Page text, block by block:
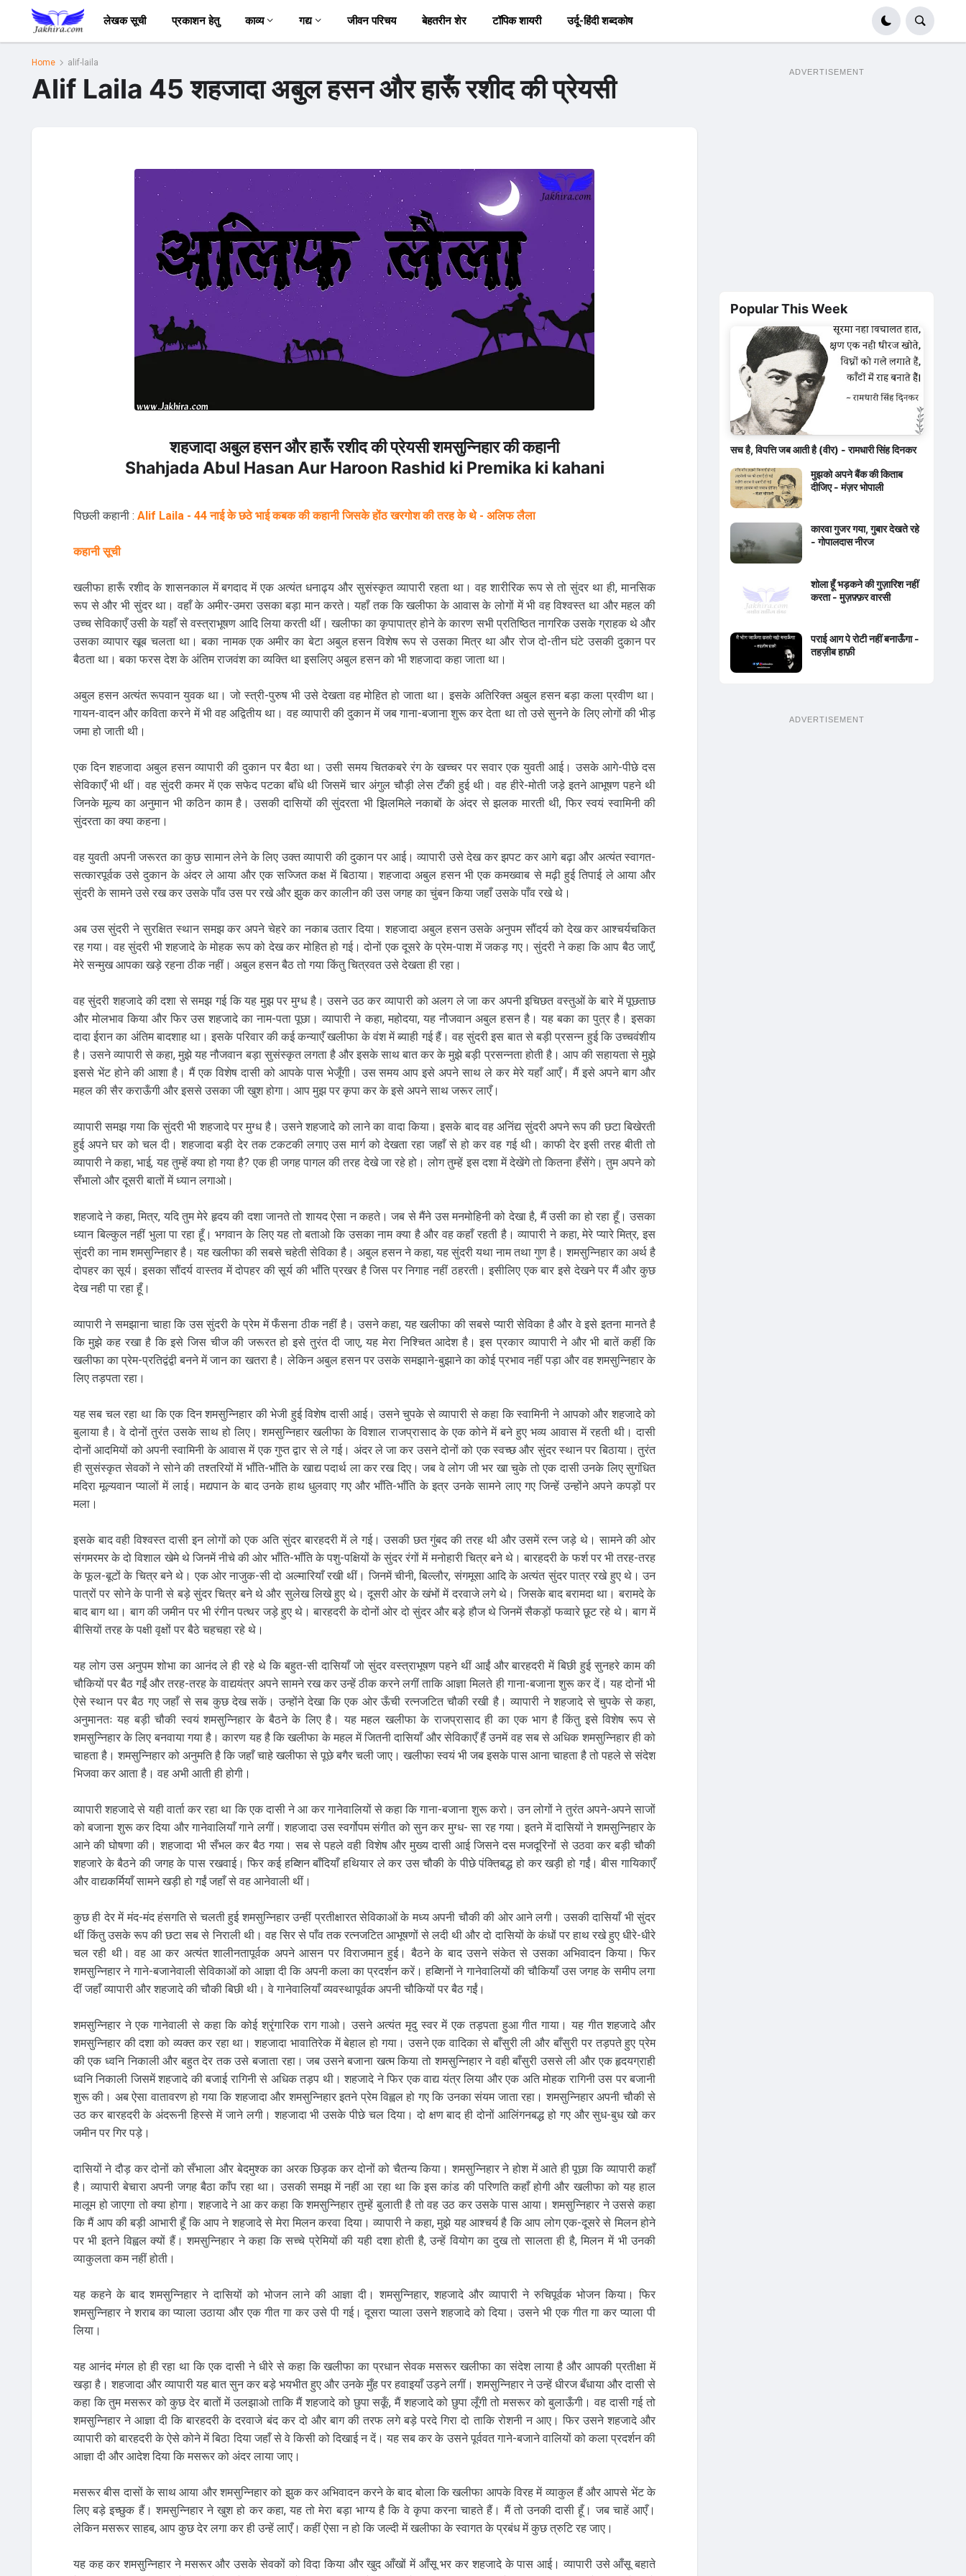
लेखक सूची प्रकाशन हेतु काव्य गद्य जीवन परिचय बेहतरीन शेर टॉपिक शायरी उर्दू-हिंदी शब्दकोष
Home alif-laila
Alif Laila 45 शहजादा अबुल हसन और हारूँ रशीद की प्रेयसी
शहजादा अबुल हसन और हारूँ रशीद की प्रेयसी शमसुन्निहार की कहानी
Shahjada Abul Hasan Aur Haroon Rashid ki Premika ki kahani
पिछली कहानी : Alif Laila - 44 नाई के छठे भाई कबक की कहानी जिसके होंठ खरगोश की तरह के थे - अलिफ लैला
कहानी सूची
खलीफा हारूँ रशीद के शासनकाल में बगदाद में एक अत्यंत धनाढ्य और सुसंस्कृत व्यापारी रहता था। वह शारीरिक रूप से तो सुंदर था ही, मानसिक
रूप से और भी सुंदर था। वहाँ के अमीर-उमरा उसका बड़ा मान करते। यहाँ तक कि खलीफा के आवास के लोगों में भी वह विश्वस्त था और महल की
उच्च सेविकाएँ उसी के यहाँ से वस्त्राभूषण आदि लिया करती थीं। खलीफा का कृपापात्र होने के कारण सभी प्रतिष्ठित नागरिक उसके ग्राहक थे और
उसका व्यापार खूब चलता था। बका नामक एक अमीर का बेटा अबुल हसन विशेष रूप से उसका मित्र था और रोज दो-तीन घंटे उसकी दुकान पर
बैठता था। बका फरस देश के अंतिम राजवंश का व्यक्ति था इसलिए अबुल हसन को भी शहजादा कहा जाता था।
अबुल हसन अत्यंत रूपवान युवक था। जो स्त्री-पुरुष भी उसे देखता वह मोहित हो जाता था। इसके अतिरिक्त अबुल हसन बड़ा कला प्रवीण था।
गायन-वादन और कविता करने में भी वह अद्वितीय था। वह व्यापारी की दुकान में जब गाना-बजाना शुरू कर देता था तो उसे सुनने के लिए लोगों की भीड़
जमा हो जाती थी।
एक दिन शहजादा अबुल हसन व्यापारी की दुकान पर बैठा था। उसी समय चितकबरे रंग के खच्चर पर सवार एक युवती आई। उसके आगे-पीछे दस
सेविकाएँ भी थीं। वह सुंदरी कमर में एक सफेद पटका बाँधे थी जिसमें चार अंगुल चौड़ी लेस टँकी हुई थी। वह हीरे-मोती जड़े इतने आभूषण पहने थी
जिनके मूल्य का अनुमान भी कठिन काम है। उसकी दासियों की सुंदरता भी झिलमिले नकाबों के अंदर से झलक मारती थी, फिर स्वयं स्वामिनी की
सुंदरता का क्या कहना।
वह युवती अपनी जरूरत का कुछ सामान लेने के लिए उक्त व्यापारी की दुकान पर आई। व्यापारी उसे देख कर झपट कर आगे बढ़ा और अत्यंत स्वागत-
सत्कारपूर्वक उसे दुकान के अंदर ले आया और एक सज्जित कक्ष में बिठाया। शहजादा अबुल हसन भी एक कमख्वाब से मढ़ी हुई तिपाई ले आया और
सुंदरी के सामने उसे रख कर उसके पाँव उस पर रखे और झुक कर कालीन की उस जगह का चुंबन किया जहाँ उसके पाँव रखे थे।
अब उस सुंदरी ने सुरक्षित स्थान समझ कर अपने चेहरे का नकाब उतार दिया। शहजादा अबुल हसन उसके अनुपम सौंदर्य को देख कर आश्चर्यचकित
रह गया। वह सुंदरी भी शहजादे के मोहक रूप को देख कर मोहित हो गई। दोनों एक दूसरे के प्रेम-पाश में जकड़ गए। सुंदरी ने कहा कि आप बैठ जाएँ,
मेरे सन्मुख आपका खड़े रहना ठीक नहीं। अबुल हसन बैठ तो गया किंतु चित्रवत उसे देखता ही रहा।
वह सुंदरी शहजादे की दशा से समझ गई कि यह मुझ पर मुग्ध है। उसने उठ कर व्यापारी को अलग ले जा कर अपनी इचिछत वस्तुओं के बारे में पूछताछ
और मोलभाव किया और फिर उस शहजादे का नाम-पता पूछा। व्यापारी ने कहा, महोदया, यह नौजवान अबुल हसन है। यह बका का पुत्र है। इसका
दादा ईरान का अंतिम बादशाह था। इसके परिवार की कई कन्याएँ खलीफा के वंश में ब्याही गई हैं। वह सुंदरी इस बात से बड़ी प्रसन्न हुई कि उच्चवंशीय
है। उसने व्यापारी से कहा, मुझे यह नौजवान बड़ा सुसंस्कृत लगता है और इसके साथ बात कर के मुझे बड़ी प्रसन्नता होती है। आप की सहायता से मुझे
इससे भेंट होने की आशा है। मैं एक विशेष दासी को आपके पास भेजूँगी। उस समय आप इसे अपने साथ ले कर मेरे यहाँ आएँ। मैं इसे अपने बाग और
महल की सैर कराऊँगी और इससे उसका जी खुश होगा। आप मुझ पर कृपा कर के इसे अपने साथ जरूर लाएँ।
व्यापारी समझ गया कि सुंदरी भी शहजादे पर मुग्ध है। उसने शहजादे को लाने का वादा किया। इसके बाद वह अनिंद्य सुंदरी अपने रूप की छटा बिखेरती
हुई अपने घर को चल दी। शहजादा बड़ी देर तक टकटकी लगाए उस मार्ग को देखता रहा जहाँ से हो कर वह गई थी। काफी देर इसी तरह बीती तो
व्यापारी ने कहा, भाई, यह तुम्हें क्या हो गया है? एक ही जगह पागल की तरह देखे जा रहे हो। लोग तुम्हें इस दशा में देखेंगे तो कितना हँसेंगे। तुम अपने को
सँभालो और दूसरी बातों में ध्यान लगाओ।
शहजादे ने कहा, मित्र, यदि तुम मेरे हृदय की दशा जानते तो शायद ऐसा न कहते। जब से मैंने उस मनमोहिनी को देखा है, मैं उसी का हो रहा हूँ। उसका
ध्यान बिल्कुल नहीं भुला पा रहा हूँ। भगवान के लिए यह तो बताओ कि उसका नाम क्या है और वह कहाँ रहती है। व्यापारी ने कहा, मेरे प्यारे मित्र, इस
सुंदरी का नाम शमसुन्निहार है। यह खलीफा की सबसे चहेती सेविका है। अबुल हसन ने कहा, यह सुंदरी यथा नाम तथा गुण है। शमसुन्निहार का अर्थ है
दोपहर का सूर्य। इसका सौंदर्य वास्तव में दोपहर की सूर्य की भाँति प्रखर है जिस पर निगाह नहीं ठहरती। इसीलिए एक बार इसे देखने पर मैं और कुछ
देख नही पा रहा हूँ।
व्यापारी ने समझाना चाहा कि उस सुंदरी के प्रेम में फँसना ठीक नहीं है। उसने कहा, यह खलीफा की सबसे प्यारी सेविका है और वे इसे इतना मानते है
कि मुझे कह रखा है कि इसे जिस चीज की जरूरत हो इसे तुरंत दी जाए, यह मेरा निश्चित आदेश है। इस प्रकार व्यापारी ने और भी बातें कहीं कि
खलीफा का प्रेम-प्रतिद्वंद्वी बनने में जान का खतरा है। लेकिन अबुल हसन पर उसके समझाने-बुझाने का कोई प्रभाव नहीं पड़ा और वह शमसुन्निहार के
लिए तड़पता रहा।
यह सब चल रहा था कि एक दिन शमसुन्निहार की भेजी हुई विशेष दासी आई। उसने चुपके से व्यापारी से कहा कि स्वामिनी ने आपको और शहजादे को
बुलाया है। वे दोनों तुरंत उसके साथ हो लिए। शमसुन्निहार खलीफा के विशाल राजप्रासाद के एक कोने में बने हुए भव्य आवास में रहती थी। दासी
दोनों आदमियों को अपनी स्वामिनी के आवास में एक गुप्त द्वार से ले गई। अंदर ले जा कर उसने दोनों को एक स्वच्छ और सुंदर स्थान पर बिठाया। तुरंत
ही सुसंस्कृत सेवकों ने सोने की तश्तरियों में भाँति-भाँति के खाद्य पदार्थ ला कर रख दिए। जब वे लोग जी भर खा चुके तो एक दासी उनके लिए सुगंधित
मदिरा मूल्यवान प्यालों में लाई। मद्यपान के बाद उनके हाथ धुलवाए गए और भाँति-भाँति के इत्र उनके सामने लाए गए जिन्हें उन्होंने अपने कपड़ों पर
मला।
इसके बाद वही विश्वस्त दासी इन लोगों को एक अति सुंदर बारहदरी में ले गई। उसकी छत गुंबद की तरह थी और उसमें रत्न जड़े थे। सामने की ओर
संगमरमर के दो विशाल खेमे थे जिनमें नीचे की ओर भाँति-भाँति के पशु-पक्षियों के सुंदर रंगों में मनोहारी चित्र बने थे। बारहदरी के फर्श पर भी तरह-तरह
के फूल-बूटों के चित्र बने थे। एक ओर नाजुक-सी दो अल्मारियाँ रखी थीं। जिनमें चीनी, बिल्लौर, संगमूसा आदि के अत्यंत सुंदर पात्र रखे हुए थे। उन
पात्रों पर सोने के पानी से बड़े सुंदर चित्र बने थे और सुलेख लिखे हुए थे। दूसरी ओर के खंभों में दरवाजे लगे थे। जिसके बाद बरामदा था। बरामदे के
बाद बाग था। बाग की जमीन पर भी रंगीन पत्थर जड़े हुए थे। बारहदरी के दोनों ओर दो सुंदर और बड़े हौज थे जिनमें सैकड़ों फव्वारे छूट रहे थे। बाग में
बीसियों तरह के पक्षी वृक्षों पर बैठे चहचहा रहे थे।
यह लोग उस अनुपम शोभा का आनंद ले ही रहे थे कि बहुत-सी दासियाँ जो सुंदर वस्त्राभूषण पहने थीं आईं और बारहदरी में बिछी हुई सुनहरे काम की
चौकियों पर बैठ गईं और तरह-तरह के वाद्ययंत्र अपने सामने रख कर उन्हें ठीक करने लगीं ताकि आज्ञा मिलते ही गाना-बजाना शुरू कर दें। यह दोनों भी
ऐसे स्थान पर बैठ गए जहाँ से सब कुछ देख सकें। उन्होंने देखा कि एक ओर ऊँची रत्नजटित चौकी रखी है। व्यापारी ने शहजादे से चुपके से कहा,
अनुमानतः यह बड़ी चौकी स्वयं शमसुन्निहार के बैठने के लिए है। यह महल खलीफा के राजप्रासाद ही का एक भाग है किंतु इसे विशेष रूप से
शमसुन्निहार के लिए बनवाया गया है। कारण यह है कि खलीफा के महल में जितनी दासियाँ और सेविकाएँ हैं उनमें वह सब से अधिक शमसुन्निहार ही को
चाहता है। शमसुन्निहार को अनुमति है कि जहाँ चाहे खलीफा से पूछे बगैर चली जाए। खलीफा स्वयं भी जब इसके पास आना चाहता है तो पहले से संदेश
भिजवा कर आता है। वह अभी आती ही होगी।
व्यापारी शहजादे से यही वार्ता कर रहा था कि एक दासी ने आ कर गानेवालियों से कहा कि गाना-बजाना शुरू करो। उन लोगों ने तुरंत अपने-अपने साजों
को बजाना शुरू कर दिया और गानेवालियाँ गाने लगीं। शहजादा उस स्वर्गोपम संगीत को सुन कर मुग्ध- सा रह गया। इतने में दासियों ने शमसुन्निहार के
आने की घोषणा की। शहजादा भी सँभल कर बैठ गया। सब से पहले वही विशेष और मुख्य दासी आई जिसने दस मजदूरिनों से उठवा कर बड़ी चौकी
शहजारे के बैठने की जगह के पास रखवाई। फिर कई हब्शिन बाँदियाँ हथियार ले कर उस चौकी के पीछे पंक्तिबद्ध हो कर खड़ी हो गईं। बीस गायिकाएँ
और वाद्यकर्मियाँ सामने खड़ी हो गईं जहाँ से वह आनेवाली थीं।
कुछ ही देर में मंद-मंद हंसगति से चलती हुई शमसुन्निहार उन्हीं प्रतीक्षारत सेविकाओं के मध्य अपनी चौकी की ओर आने लगी। उसकी दासियाँ भी सुंदर
थीं किंतु उसके रूप की छटा सब से निराली थी। वह सिर से पाँव तक रत्नजटित आभूषणों से लदी थी और दो दासियों के कंधों पर हाथ रखे हुए धीरे-धीरे
चल रही थी। वह आ कर अत्यंत शालीनतापूर्वक अपने आसन पर विराजमान हुई। बैठने के बाद उसने संकेत से उसका अभिवादन किया। फिर
शमसुन्निहार ने गाने-बजानेवाली सेविकाओं को आज्ञा दी कि अपनी कला का प्रदर्शन करें। हब्शिनों ने गानेवालियों की चौकियाँ उस जगह के समीप लगा
दीं जहाँ व्यापारी और शहजादे की चौकी बिछी थी। वे गानेवालियाँ व्यवस्थापूर्वक अपनी चौकियों पर बैठ गईं।
शमसुन्निहार ने एक गानेवाली से कहा कि कोई श्रृंगारिक राग गाओ। उसने अत्यंत मृदु स्वर में एक तड़पता हुआ गीत गाया। यह गीत शहजादे और
शमसुन्निहार की दशा को व्यक्त कर रहा था। शहजादा भावातिरेक में बेहाल हो गया। उसने एक वादिका से बाँसुरी ली और बाँसुरी पर तड़पते हुए प्रेम
की एक ध्वनि निकाली और बहुत देर तक उसे बजाता रहा। जब उसने बजाना खत्म किया तो शमसुन्निहार ने वही बाँसुरी उससे ली और एक हृदयग्राही
ध्वनि निकाली जिसमें शहजादे की बजाई रागिनी से अधिक तड़प थी। शहजादे ने फिर एक वाद्य यंत्र लिया और एक अति मोहक रागिनी उस पर बजानी
शुरू की। अब ऐसा वातावरण हो गया कि शहजादा और शमसुन्निहार इतने प्रेम विह्वल हो गए कि उनका संयम जाता रहा। शमसुन्निहार अपनी चौकी से
उठ कर बारहदरी के अंदरूनी हिस्से में जाने लगी। शहजादा भी उसके पीछे चल दिया। दो क्षण बाद ही दोनों आलिंगनबद्ध हो गए और सुध-बुध खो कर
जमीन पर गिर पड़े।
दासियों ने दौड़ कर दोनों को सँभाला और बेदमुश्क का अरक छिड़क कर दोनों को चैतन्य किया। शमसुन्निहार ने होश में आते ही पूछा कि व्यापारी कहाँ
है। व्यापारी बेचारा अपनी जगह बैठा काँप रहा था। उसकी समझ में नहीं आ रहा था कि इस कांड की परिणति कहाँ होगी और खलीफा को यह हाल
मालूम हो जाएगा तो क्या होगा। शहजादे ने आ कर कहा कि शमसुन्निहार तुम्हें बुलाती है तो वह उठ कर उसके पास आया। शमसुन्निहार ने उससे कहा
कि मैं आप की बड़ी आभारी हूँ कि आप ने शहजादे से मेरा मिलन करवा दिया। व्यापारी ने कहा, मुझे यह आश्चर्य है कि आप लोग एक-दूसरे से मिलन होने
पर भी इतने विह्वल क्यों हैं। शमसुन्निहार ने कहा कि सच्चे प्रेमियों की यही दशा होती है, उन्हें वियोग का दुख तो सालता ही है, मिलन में भी उनकी
व्याकुलता कम नहीं होती।
यह कहने के बाद शमसुन्निहार ने दासियों को भोजन लाने की आज्ञा दी। शमसुन्निहार, शहजादे और व्यापारी ने रुचिपूर्वक भोजन किया। फिर
शमसुन्निहार ने शराब का प्याला उठाया और एक गीत गा कर उसे पी गई। दूसरा प्याला उसने शहजादे को दिया। उसने भी एक गीत गा कर प्याला पी
लिया।
यह आनंद मंगल हो ही रहा था कि एक दासी ने धीरे से कहा कि खलीफा का प्रधान सेवक मसरूर खलीफा का संदेश लाया है और आपकी प्रतीक्षा में
खड़ा है। शहजादा और व्यापारी यह बात सुन कर बड़े भयभीत हुए और उनके मुँह पर हवाइयाँ उड़ने लगीं। शमसुन्निहार ने उन्हें धीरज बँधाया और दासी से
कहा कि तुम मसरूर को कुछ देर बातों में उलझाओ ताकि मैं शहजादे को छुपा सकूँ, मैं शहजादे को छुपा लूँगी तो मसरूर को बुलाऊँगी। वह दासी गई तो
शमसुन्निहार ने आज्ञा दी कि बारहदरी के दरवाजे बंद कर दो और बाग की तरफ लगे बड़े परदे गिरा दो ताकि रोशनी न आए। फिर उसने शहजादे और
व्यापारी को बारहदरी के ऐसे कोने में बिठा दिया जहाँ से वे किसी को दिखाई न दें। यह सब कर के उसने पूर्ववत गाने-बजाने वालियों को कला प्रदर्शन की
आज्ञा दी और आदेश दिया कि मसरूर को अंदर लाया जाए।
मसरूर बीस दासों के साथ आया और शमसुन्निहार को झुक कर अभिवादन करने के बाद बोला कि खलीफा आपके विरह में व्याकुल हैं और आपसे भेंट के
लिए बड़े इच्छुक हैं। शमसुन्निहार ने खुश हो कर कहा, यह तो मेरा बड़ा भाग्य है कि वे कृपा करना चाहते हैं। मैं तो उनकी दासी हूँ। जब चाहें आएँ।
लेकिन मसरूर साहब, आप कुछ देर लगा कर ही उन्हें लाएँ। कहीं ऐसा न हो कि जल्दी में खलीफा के स्वागत के प्रबंध में कुछ त्रुटि रह जाए।
यह कह कर शमसुन्निहार ने मसरूर और उसके सेवकों को विदा किया और खुद आँखों में आँसू भर कर शहजादे के पास आई। व्यापारी उसे आँसू बहाते
ADVERTISEMENT
Popular This Week
सच है, विपत्ति जब आती है (वीर) - रामधारी सिंह दिनकर
मुझको अपने बैंक की किताब
दीजिए - मंज़र भोपाली
कारवा गुजर गया, गुबार देखते रहे
- गोपालदास नीरज
शोला हूँ भड़कने की गुज़ारिश नहीं
करता - मुज़फ़्फ़र वारसी
पराई आग पे रोटी नहीं बनाऊँगा -
तहज़ीब हाफ़ी
ADVERTISEMENT